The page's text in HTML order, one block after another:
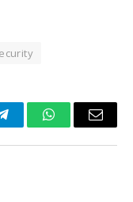
TelegramWhatsAppEmail